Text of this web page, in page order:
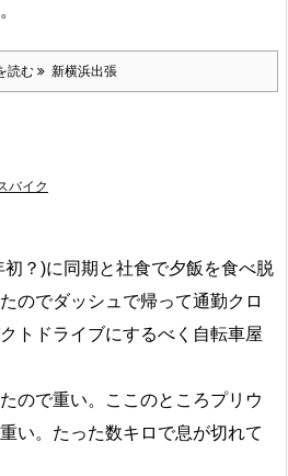
読む 新横浜出張
バイク
？)に同期と社食で夕飯を食べ脱
のでダッシュで帰って通勤クロ
トドライブにするべく自転車屋
ので重い。ここのところプリウ
い。たった数キロで息が切れて